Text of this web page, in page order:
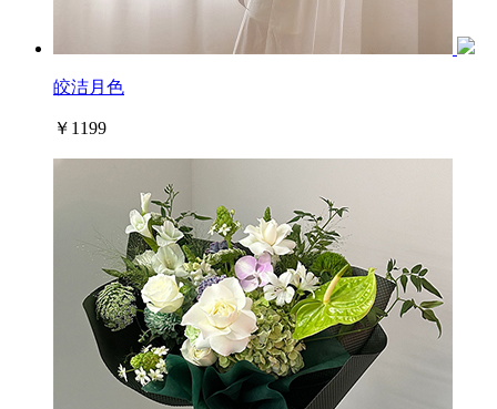
皎洁月色
￥1199